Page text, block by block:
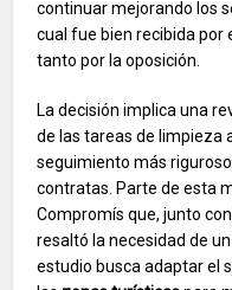
continuar mejorando los
cual fue bien recibida por
tanto por la oposición.
La decisión implica una
de las tareas de limpieza
seguimiento más
contratas. Parte de esta
Compromís que, junto
resaltó la necesidad de
estudio busca adaptar el